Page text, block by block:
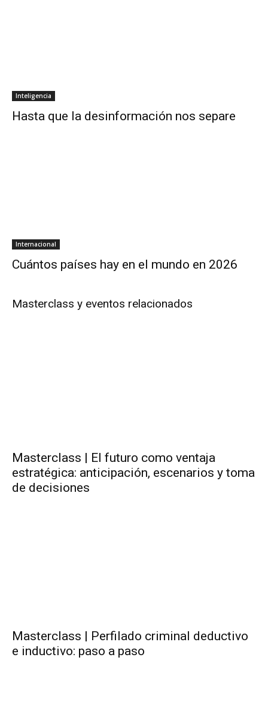
Inteligencia
Hasta que la desinformación nos separe
Internacional
Cuántos países hay en el mundo en 2026
Masterclass y eventos relacionados
Masterclass | El futuro como ventaja
estratégica: anticipación, escenarios y toma
de decisiones
Masterclass | Perfilado criminal deductivo
e inductivo: paso a paso